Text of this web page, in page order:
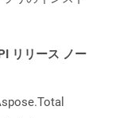
リリース ノー